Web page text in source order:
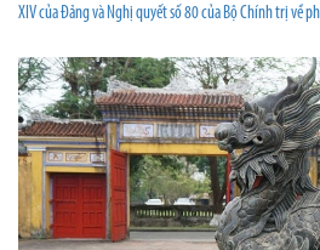
XIV của Đảng và Nghị quyết số 80 của Bộ Chính trị về